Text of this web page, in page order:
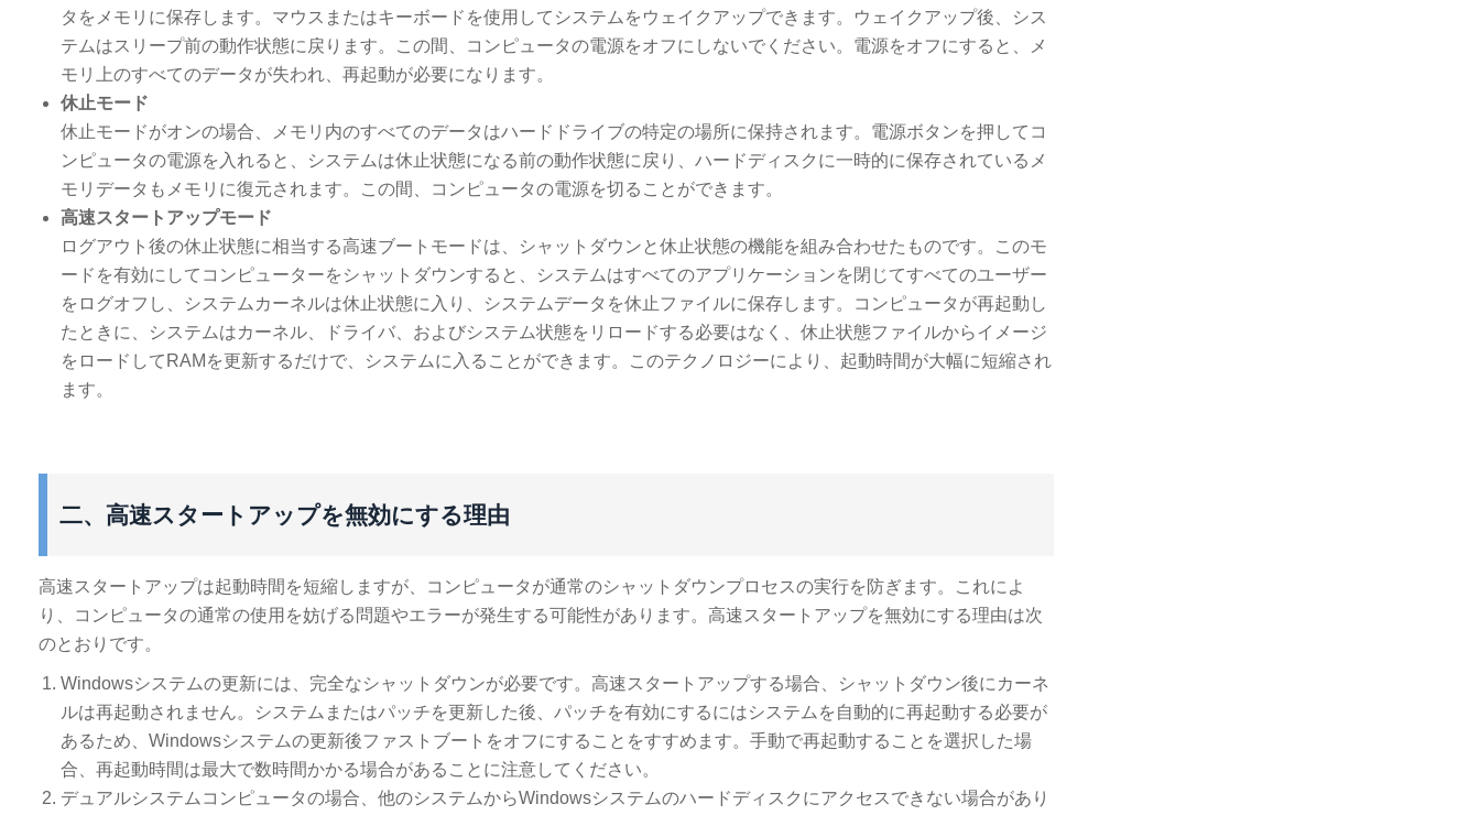
タをメモリに保存します。マウスまたはキーボードを使用してシステムをウェイクアップできます。ウェイクアップ後、シス
テムはスリープ前の動作状態に戻ります。この間、コンピュータの電源をオフにしないでください。電源をオフにすると、メ
モリ上のすべてのデータが失われ、再起動が必要になります。
休止モード
休止モードがオンの場合、メモリ内のすべてのデータはハードドライブの特定の場所に保持されます。電源ボタンを押してコ
ンピュータの電源を入れると、システムは休止状態になる前の動作状態に戻り、ハードディスクに一時的に保存されているメ
モリデータもメモリに復元されます。この間、コンピュータの電源を切ることができます。
高速スタートアップモード
ログアウト後の休止状態に相当する高速ブートモードは、シャットダウンと休止状態の機能を組み合わせたものです。このモ
ードを有効にしてコンピューターをシャットダウンすると、システムはすべてのアプリケーションを閉じてすべてのユーザー
をログオフし、システムカーネルは休止状態に入り、システムデータを休止ファイルに保存します。コンピュータが再起動し
たときに、システムはカーネル、ドライバ、およびシステム状態をリロードする必要はなく、休止状態ファイルからイメージ
をロードしてRAMを更新するだけで、システムに入ることができます。このテクノロジーにより、起動時間が大幅に短縮され
ます。
二、高速スタートアップを無効にする理由
高速スタートアップは起動時間を短縮しますが、コンピュータが通常のシャットダウンプロセスの実行を防ぎます。これによ
り、コンピュータの通常の使用を妨げる問題やエラーが発生する可能性があります。高速スタートアップを無効にする理由は次
のとおりです。
Windowsシステムの更新には、完全なシャットダウンが必要です。高速スタートアップする場合、シャットダウン後にカーネ
ルは再起動されません。システムまたはパッチを更新した後、パッチを有効にするにはシステムを自動的に再起動する必要が
あるため、Windowsシステムの更新後ファストブートをオフにすることをすすめます。手動で再起動することを選択した場
合、再起動時間は最大で数時間かかる場合があることに注意してください。
デュアルシステムコンピュータの場合、他のシステムからWindowsシステムのハードディスクにアクセスできない場合があり